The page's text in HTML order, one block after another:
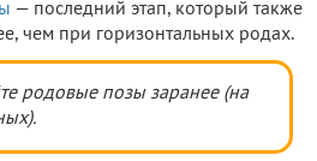
— последний этап, который также
чем при горизонтальных родах.
родовые позы заранее (на